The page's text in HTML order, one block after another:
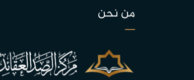
من نحن